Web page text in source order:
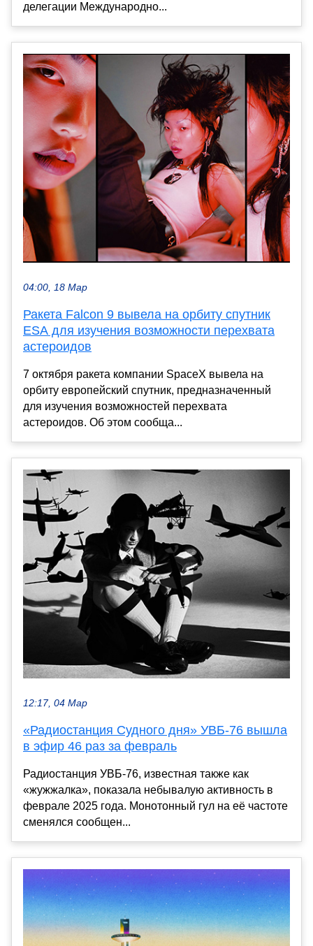
делегации Международно...
04:00, 18 Мар
Ракета Falcon 9 вывела на орбиту спутник
ESA для изучения возможности перехвата
астероидов
7 октября ракета компании SpaceX вывела на
орбиту европейский спутник, предназначенный
для изучения возможностей перехвата
астероидов. Об этом сообща...
12:17, 04 Мар
«Радиостанция Судного дня» УВБ-76 вышла
в эфир 46 раз за февраль
Радиостанция УВБ-76, известная также как
«жужжалка», показала небывалую активность в
феврале 2025 года. Монотонный гул на её частоте
сменялся сообщен...